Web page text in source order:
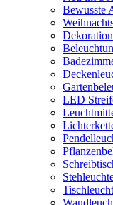
Bewusste
LED